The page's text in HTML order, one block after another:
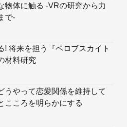
物体に触る -VRの研究から力
で-
! 将来を担う『ペロブスカイト
材料研究
うやって恋愛関係を維持して
こころを明らかにする